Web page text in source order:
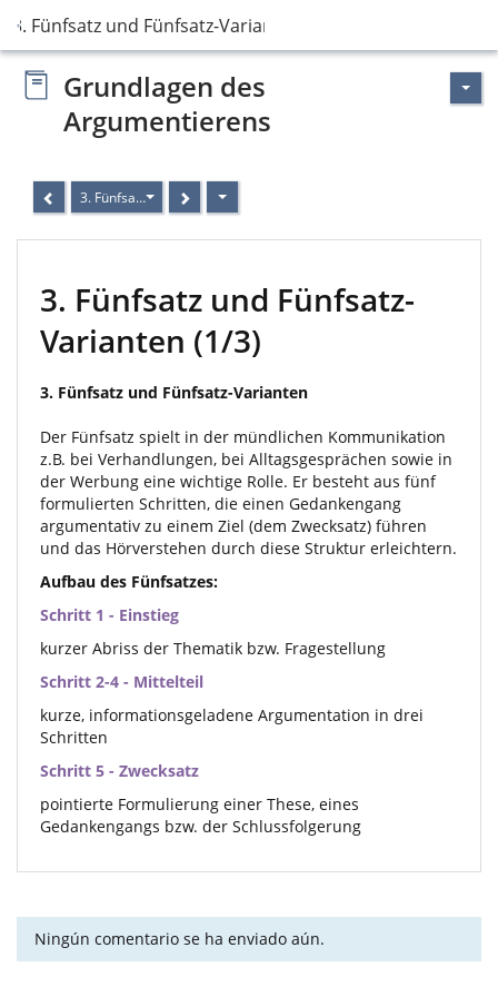
3. Fünfsatz und Fünfsatz-Varianten
Grundlagen des
Argumentierens
3. Fünfsatz und Fünfsatz-Varianten
3. Fünfsatz und Fünfsatz-
Varianten (1/3)
3. Fünfsatz und Fünfsatz-Varianten
Der Fünfsatz spielt in der mündlichen Kommunikation
z.B. bei Verhandlungen, bei Alltagsgesprächen sowie in
der Werbung eine wichtige Rolle. Er besteht aus fünf
formulierten Schritten, die einen Gedankengang
argumentativ zu einem Ziel (dem Zwecksatz) führen
und das Hörverstehen durch diese Struktur erleichtern.
Aufbau des Fünfsatzes:
Schritt 1 - Einstieg
kurzer Abriss der Thematik bzw. Fragestellung
Schritt 2-4 - Mittelteil
kurze, informationsgeladene Argumentation in drei
Schritten
Schritt 5 - Zwecksatz
pointierte Formulierung einer These, eines
Gedankengangs bzw. der Schlussfolgerung
Ningún comentario se ha enviado aún.